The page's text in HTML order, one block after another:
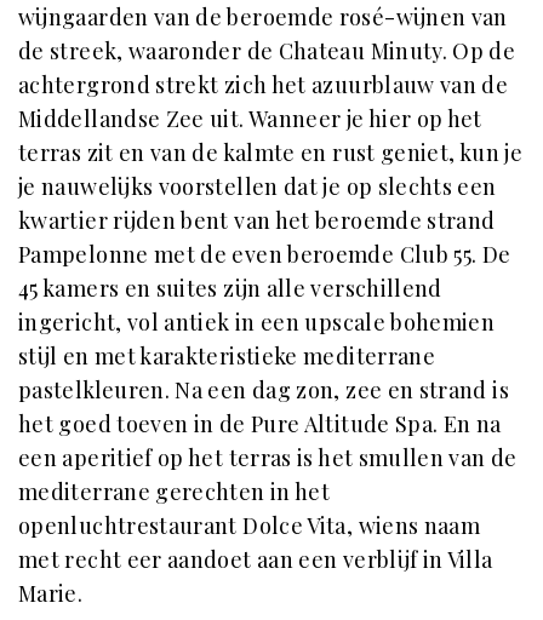
wijngaarden van de beroemde rosé-wijnen van
de streek, waaronder de Chateau Minuty. Op de
achtergrond strekt zich het azuurblauw van de
Middellandse Zee uit. Wanneer je hier op het
terras zit en van de kalmte en rust geniet, kun je
je nauwelijks voorstellen dat je op slechts een
kwartier rijden bent van het beroemde strand
Pampelonne met de even beroemde Club 55. De
45 kamers en suites zijn alle verschillend
ingericht, vol antiek in een upscale bohemien
stijl en met karakteristieke mediterrane
pastelkleuren. Na een dag zon, zee en strand is
het goed toeven in de Pure Altitude Spa. En na
een aperitief op het terras is het smullen van de
mediterrane gerechten in het
openluchtrestaurant Dolce Vita, wiens naam
met recht eer aandoet aan een verblijf in Villa
Marie.